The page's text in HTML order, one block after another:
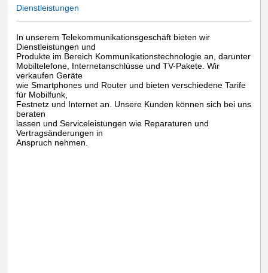
Dienstleistungen
In unserem Telekommunikationsgeschäft bieten wir
Dienstleistungen und
Produkte im Bereich Kommunikationstechnologie an, darunter
Mobiltelefone, Internetanschlüsse und TV-Pakete. Wir
verkaufen Geräte
wie Smartphones und Router und bieten verschiedene Tarife
für Mobilfunk,
Festnetz und Internet an. Unsere Kunden können sich bei uns
beraten
lassen und Serviceleistungen wie Reparaturen und
Vertragsänderungen in
Anspruch nehmen.